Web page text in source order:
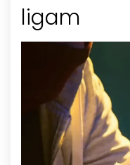
ligam